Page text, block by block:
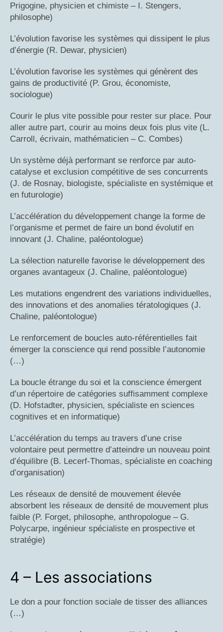
Prigogine, physicien et chimiste – I. Stengers,
philosophe)
L’évolution favorise les systèmes qui dissipent le plus
d’énergie (R. Dewar, physicien)
L’évolution favorise les systèmes qui génèrent des
gains de productivité (P. Grou, économiste,
sociologue)
Courir le plus vite possible pour rester sur place. Pour
aller autre part, courir au moins deux fois plus vite (L.
Carroll, écrivain, mathématicien – C. Combes)
Un système déjà performant se renforce par auto-
catalyse et exclusion compétitive de ses concurrents
(J. de Rosnay, biologiste, spécialiste en systémique et
en futurologie)
L’accélération du développement change la forme de
l’organisme et permet de faire un bond évolutif en
innovant (J. Chaline, paléontologue)
La sélection naturelle favorise le développement des
organes avantageux (J. Chaline, paléontologue)
Les mutations engendrent des variations individuelles,
des innovations et des anomalies tératologiques (J.
Chaline, paléontologue)
Le renforcement de boucles auto-référentielles fait
émerger la conscience qui rend possible l’autonomie
(…)
La boucle étrange du soi et la conscience émergent
d’un répertoire de catégories suffisamment complexe
(D. Hofstadter, physicien, spécialiste en sciences
cognitives et en informatique)
L’accélération du temps au travers d’une crise
volontaire peut permettre d’atteindre un nouveau point
d’équilibre (B. Lecerf-Thomas, spécialiste en coaching
d’organisation)
Les réseaux de densité de mouvement élevée
absorbent les réseaux de densité de mouvement plus
faible (P. Forget, philosophe, anthropologue – G.
Polycarpe, ingénieur spécialiste en prospective et
stratégie)
4 – Les associations
Le don a pour fonction sociale de tisser des alliances
(…)